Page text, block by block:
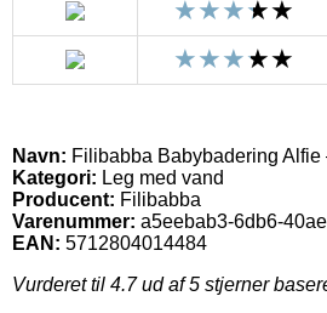
Navn: Filibabba Babybadering Alfie
Kategori: Leg med vand
Producent: Filibabba
Varenummer: a5eebab3-6db6-
EAN: 5712804014484
Vurderet til 4.7ud af 5 stjerner